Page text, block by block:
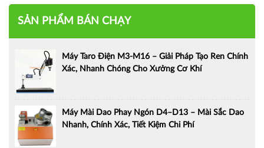
SẢN PHẨM BÁN CHẠY
Máy Taro Điện M3-M16 – Giải Pháp Tạo Ren Chính
Xác, Nhanh Chóng Cho Xưởng Cơ Khí
Máy Mài Dao Phay Ngón D4–D13 – Mài Sắc Dao
Nhanh, Chính Xác, Tiết Kiệm Chi Phí